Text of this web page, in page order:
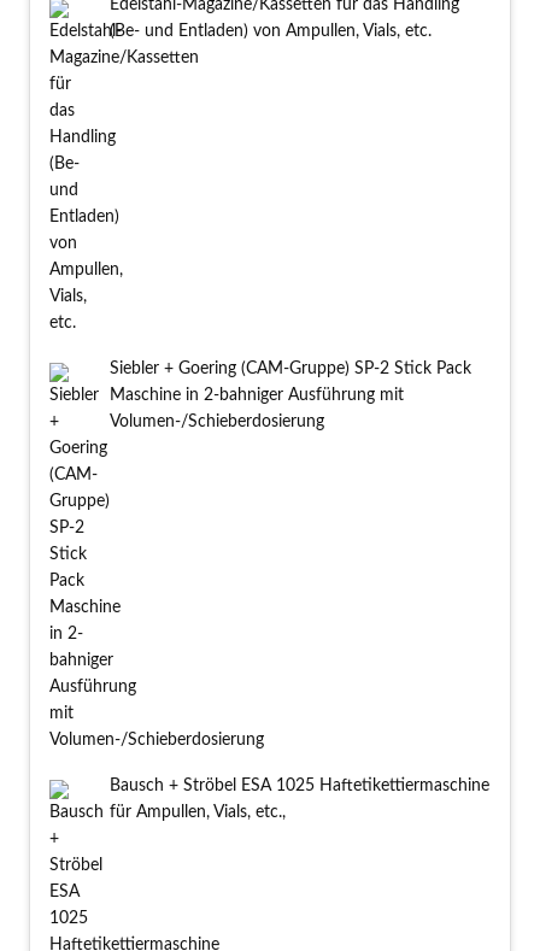
Edelstahl-Magazine/Kassetten für das Handling
(Be- und Entladen) von Ampullen, Vials, etc.
Siebler + Goering (CAM-Gruppe) SP-2 Stick Pack
Maschine in 2-bahniger Ausführung mit
Volumen-/Schieberdosierung
Bausch + Ströbel ESA 1025 Haftetikettiermaschine
für Ampullen, Vials, etc.,